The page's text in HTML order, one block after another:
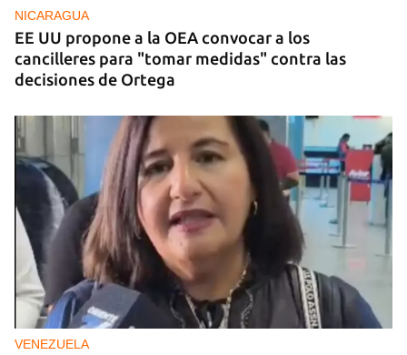
NICARAGUA
EE UU propone a la OEA convocar a los
cancilleres para "tomar medidas" contra las
decisiones de Ortega
VENEZUELA